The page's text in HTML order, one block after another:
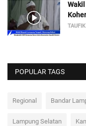
POPULAR TAGS
Regional Bandar
Lampung Selatan